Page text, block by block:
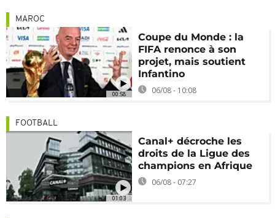
00:58
MAROC
Coupe du Monde : la
FIFA renonce à son
projet, mais soutient
Infantino
06/08 - 10:08
01:03
FOOTBALL
Canal+ décroche les
droits de la Ligue des
champions en Afrique
06/08 - 07:27